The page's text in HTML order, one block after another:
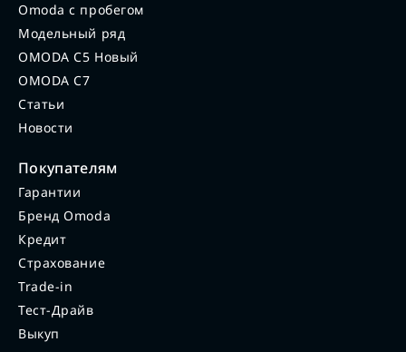
Omoda с пробегом
Модельный ряд
OMODA C5 Новый
OMODA C7
Статьи
Новости
Покупателям
Гарантии
Бренд Omoda
Кредит
Страхование
Trade-in
Тест-Драйв
Выкуп